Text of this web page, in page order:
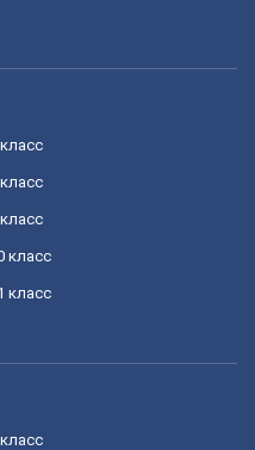
класс
класс